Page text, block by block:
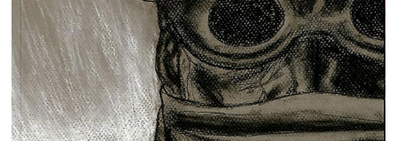
r
e
2
0
1
7